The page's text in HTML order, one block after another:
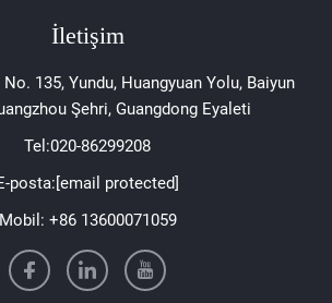
İletişim
135, Yundu, Huangyuan Yolu, Baiyun
Şehri, Guangdong Eyaleti
Tel:020-86299208
posta:[email protected]
Mobil: +86 13600071059